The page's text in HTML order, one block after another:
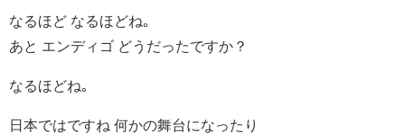
なるほど なるほどね｡
あと エンディゴ どうだったですか？
なるほどね｡
日本ではですね 何かの舞台になったり